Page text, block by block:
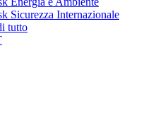
Sicurezza Internazionale
tutto